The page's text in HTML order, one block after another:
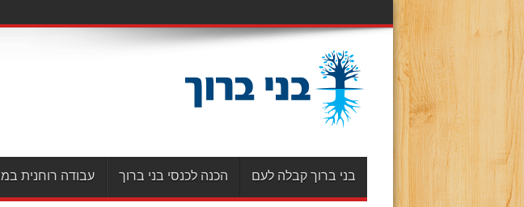
בני ברוך קבלה לעם הכנה לכנסי בני ברוך עבודה רוחנית